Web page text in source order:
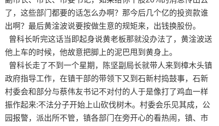
了，这些部门都要的话怎么办啊？那今后几个亿的投资款谁
出啊？最后黄淦波说要按做生意的规矩来，出钱换股份。
曾科长听完这话当即起身说黄老板那就没办法了，黄淦波送
他上车的时候，他故意把脚上的泥巴甩到黄身上。
曾科长走了不到一个星期，陈坚副局长就带人来到樟木头镇
政府指导工作，在镇干部的带领下又到石新村捣鼓事，石新
村委会和部分与蔡伟友书记不对付的人于是像打了鸡血一样
振作起来:不法分子开始上山砍伐树木。村委会乐见其成，公
园报警，派出所不管，镇各部门在旁开心的看热闹，镇、市